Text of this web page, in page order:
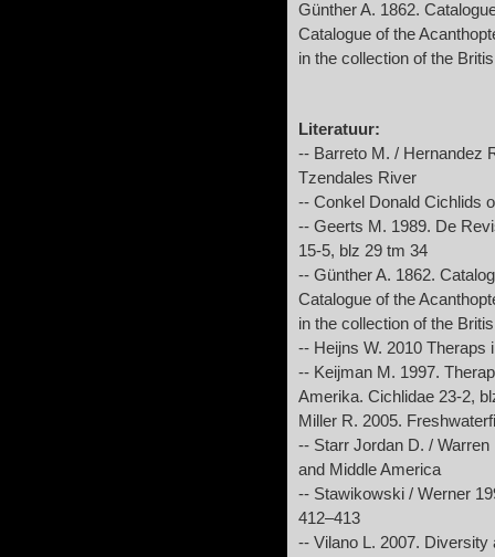
Günther A. 1862.
Catalogue of the
in the collection of the
Literatuur:
-- Barreto M. / Hernandez
Tzendales River
-- Conkel Donald Cichlids
-- Geerts M. 1989. De
15-5, blz 29 tm 34
-- Günther A. 1862.
Catalogue of the
in the collection of the
-- Heijns W. 2010 Theraps
-- Keijman M. 1997.
Amerika. Cichlidae 23-2,
Miller R. 2005.
-- Starr Jordan D. /
and Middle America
-- Stawikowski / Werner
412–413
-- Vilano L. 2007.